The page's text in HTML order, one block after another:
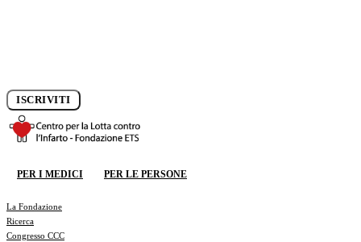
ISCRIVITI
PER I MEDICI PER LE PERSONE
La Fondazione
Ricerca
Congresso CCC